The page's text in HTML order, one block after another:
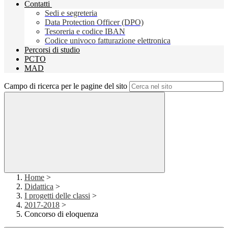
Contatti
Sedi e segreteria
Data Protection Officer (DPO)
Tesoreria e codice IBAN
Codice univoco fatturazione elettronica
Percorsi di studio
PCTO
MAD
Campo di ricerca per le pagine del sito
Home >
Didattica >
I progetti delle classi >
2017-2018 >
Concorso di eloquenza